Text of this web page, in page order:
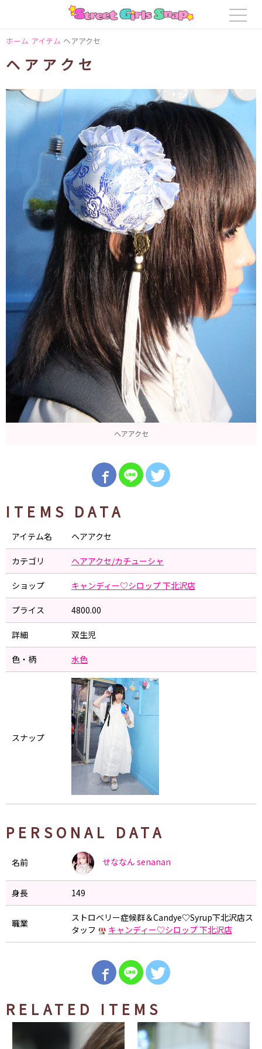
ホーム アイテム ヘアアクセ
ヘアアクセ
ヘアアクセ
ITEMS DATA
アイテム名 ヘアアクセ
カテゴリ ヘアアクセ/カチューシャ
ショップ キャンディー♡シロップ 下北沢店
プライス 4800.00
詳細 双生児
色・柄 水色
スナップ
PERSONAL DATA
名前 せななん senanan
身長 149
職業
ストロベリー症候群＆Candye♡Syrup下北沢店ス
タッフ
キャンディー♡シロップ 下北沢店
RELATED ITEMS